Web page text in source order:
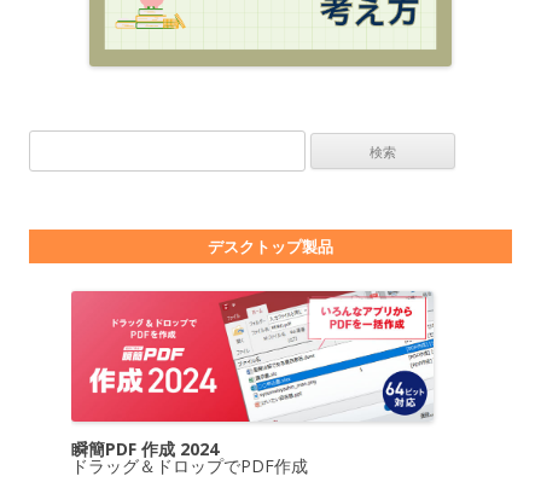
デスクトップ製品
瞬簡PDF 作成 2024
ドラッグ＆ドロップでPDF作成